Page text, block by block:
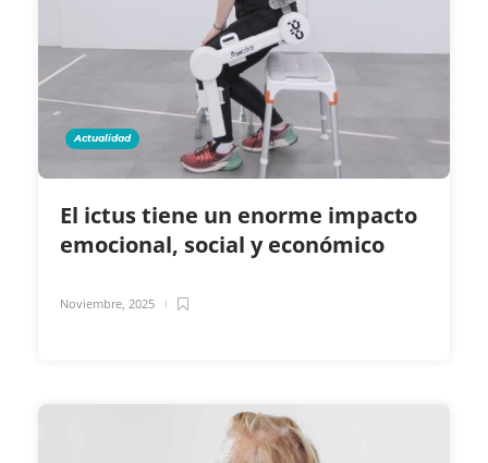
Actualidad
El ictus tiene un enorme impacto
emocional, social y económico
Noviembre, 2025